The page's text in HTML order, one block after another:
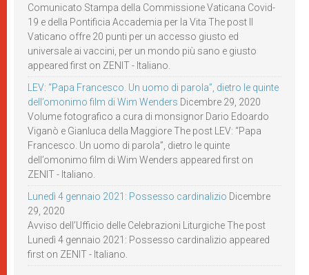
Comunicato Stampa della Commissione Vaticana Covid-
19 e della Pontificia Accademia per la Vita The post Il
Vaticano offre 20 punti per un accesso giusto ed
universale ai vaccini, per un mondo più sano e giusto
appeared first on ZENIT - Italiano.
LEV: “Papa Francesco. Un uomo di parola”, dietro le quinte
dell’omonimo film di Wim Wenders Dicembre 29, 2020
Volume fotografico a cura di monsignor Dario Edoardo
Viganò e Gianluca della Maggiore The post LEV: “Papa
Francesco. Un uomo di parola”, dietro le quinte
dell’omonimo film di Wim Wenders appeared first on
ZENIT - Italiano.
Lunedì 4 gennaio 2021: Possesso cardinalizio Dicembre
29, 2020
Avviso dell’Ufficio delle Celebrazioni Liturgiche The post
Lunedì 4 gennaio 2021: Possesso cardinalizio appeared
first on ZENIT - Italiano.